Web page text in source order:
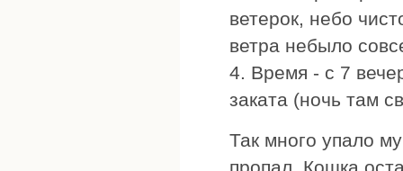
ветерок, небо
ветра небыло
4. Время - с 7
заката (ночь там
Так много упало
пропал. Кошка